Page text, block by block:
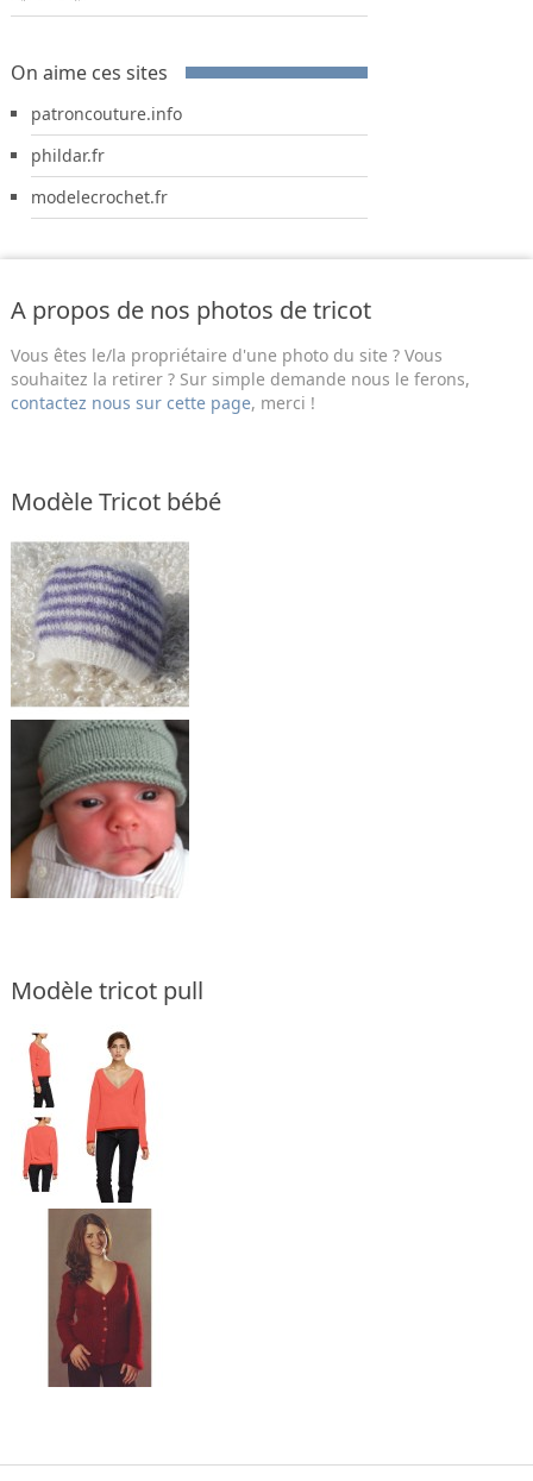
On aime ces sites
patroncouture.info
phildar.fr
modelecrochet.fr
A propos de nos photos de tricot
Vous êtes le/la propriétaire d'une photo du site ? Vous
souhaitez la retirer ? Sur simple demande nous le ferons,
contactez nous sur cette page, merci !
Modèle Tricot bébé
Modèle tricot pull